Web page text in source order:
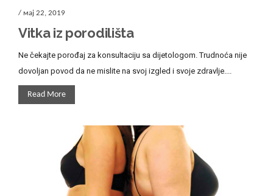
/ мај 22, 2019
Vitka iz porodilišta
Ne čekajte porođaj za konsultaciju sa dijetologom. Trudnoća nije
dovoljan povod da ne mislite na svoj izgled i svoje zdravlje....
Read More